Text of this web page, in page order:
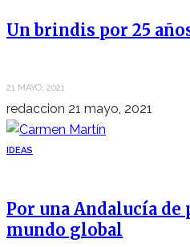
Un brindis por 25
21 MAYO, 2021
redaccion 21 mayo, 2021
IDEAS
Por una Andalucía de
mundo global